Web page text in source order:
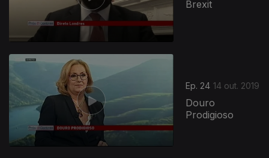
Brexit
Ep. 24 14 out. 2019
Douro
Prodigioso